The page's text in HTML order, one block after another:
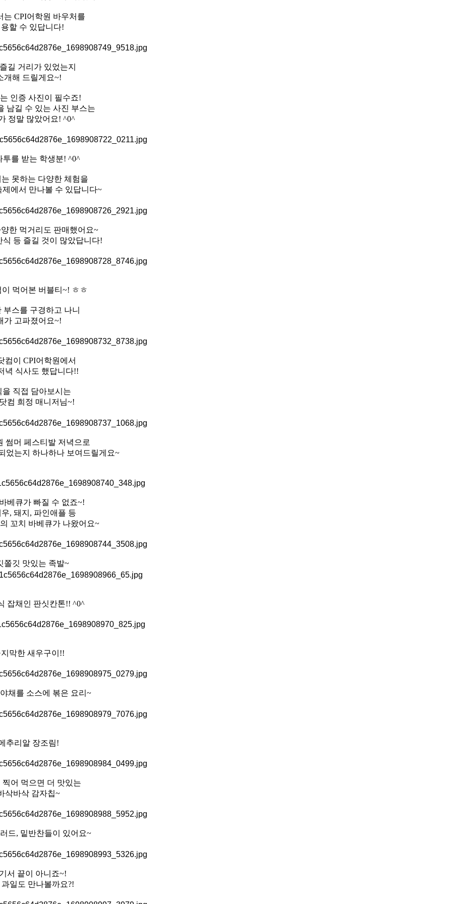
는 CPI어학원 바우처를
할 수 있답니다!
길 거리가 있었는지
개해 드릴게요~!
인증 사진이 필수죠!
남길 수 있는 사진 부스는
정말 많았어요! ^0^
투를 받는 학생분! ^0^
못하는 다양한 체험을
제에서 만나볼 수 있답니다~
한 먹거리도 판매했어요~
식 등 즐길 것이 많았답니다!
먹어본 버블티~! ㅎㅎ
부스를 구경하고 나니
가 고파졌어요~!
컴이 CPI어학원에서
녁 식사도 했답니다!!
을 직접 담아보시는
컴 희정 매니저님~!
썸머 페스티발 저녁으로
었는지 하나하나 보여드릴게요~
베큐가 빠질 수 없죠~!
, 돼지, 파인애플 등
꼬치 바베큐가 나왔어요~
쫄깃 맛있는 족발~
잡채인 판싯칸톤!! ^0^
막한 새우구이!!
채를 소스에 볶은 요리~
추리알 장조림!
찍어 먹으면 더 맛있는
삭바삭 감자칩~
드, 밑반찬들이 있어요~
서 끝이 아니죠~!
일도 만나볼까요?!